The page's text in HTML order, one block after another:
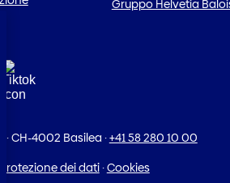
Gruppo Helvetia
·CH-4002 Basilea ·+41 58 280 10 00
Protezione dei dati·Cookies